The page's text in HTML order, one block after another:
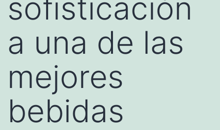
sofisticación
a una de las
mejores
bebidas